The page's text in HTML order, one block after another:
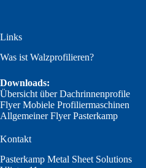
Links
Was ist Walzprofilieren?
Downloads:
Übersicht über Dachrinnenprofile
Flyer Mobiele Profiliermaschinen
Allgemeiner Flyer Pasterkamp
Kontakt
Pasterkamp Metal Sheet Solutions